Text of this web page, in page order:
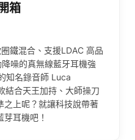
箱
鐵混合、支援LDAC 高品
噪的真無線藍牙耳機強
知名錄音師 Luca
結合天王加持、大師操刀
之上呢？就讓科技說帶著
耳機吧！